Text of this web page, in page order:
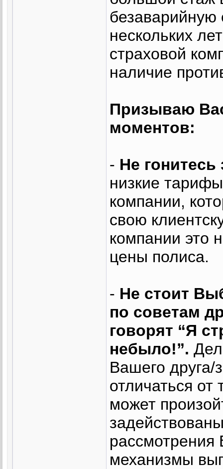
безаварийную
нескольких
страховой
наличие
Призываю
моментов:
- Не
низкие
компании,
свою
компании это
цены полиса.
- Не стоит
по советам
говорят “Я
небыло!”.
Вашего друга/
отличаться от
может
рассмотрения
механизмы